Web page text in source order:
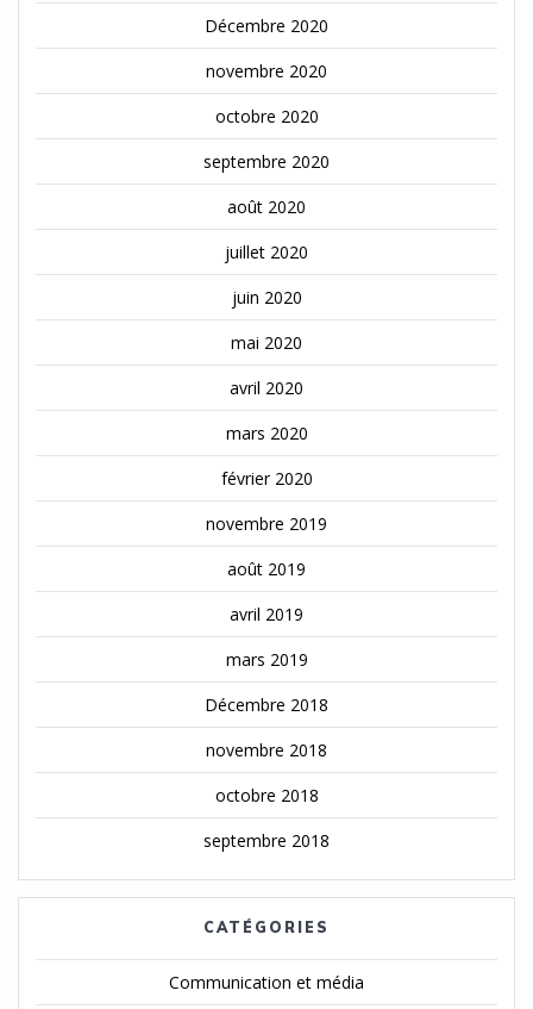
Décembre 2020
novembre 2020
octobre 2020
septembre 2020
août 2020
juillet 2020
juin 2020
mai 2020
avril 2020
mars 2020
février 2020
novembre 2019
août 2019
avril 2019
mars 2019
Décembre 2018
novembre 2018
octobre 2018
septembre 2018
CATÉGORIES
Communication et média